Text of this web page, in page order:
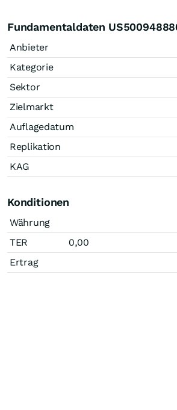
Fundamentaldaten
Anbieter
Kategorie
Sektor
Zielmarkt
Auflagedatum
Replikation
KAG
Konditionen
Währung
TER
0,00
Ertrag